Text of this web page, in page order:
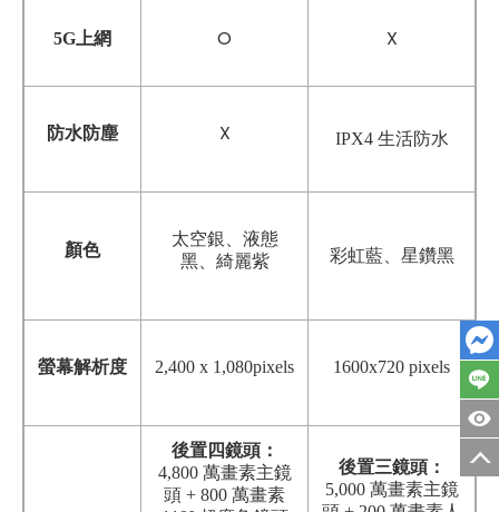
5G上網 O X
防水防塵 X IPX4 生活防水
顏色
太空銀
液態
黑、 綺麗紫 彩虹藍、星鑽黑
螢幕解析度 2,400 x 1,080pixels 1600x720 pixels
後置四鏡頭：
4,800 萬畫素主鏡
頭 + 800 萬畫素
後置三鏡頭：
5,000 萬畫素主鏡